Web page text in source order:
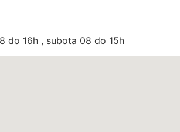
do 16h , subota 08 do 15h